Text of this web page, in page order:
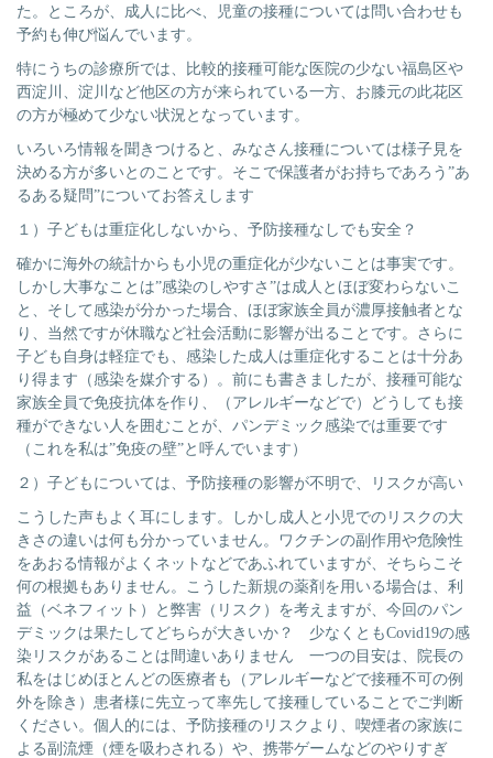
た。ところが、成人に比べ、児童の接種については問い合わせも
予約も伸び悩んでいます。
特にうちの診療所では、比較的接種可能な医院の少ない福島区や
西淀川、淀川など他区の方が来られている一方、お膝元の此花区
の方が極めて少ない状況となっています。
いろいろ情報を聞きつけると、みなさん接種については様子見を
決める方が多いとのことです。そこで保護者がお持ちであろう”あ
るある疑問”についてお答えします
１）子どもは重症化しないから、予防接種なしでも安全？
確かに海外の統計からも小児の重症化が少ないことは事実です。
しかし大事なことは”感染のしやすさ”は成人とほぼ変わらないこ
と、そして感染が分かった場合、ほぼ家族全員が濃厚接触者とな
り、当然ですが休職など社会活動に影響が出ることです。さらに
子ども自身は軽症でも、感染した成人は重症化することは十分あ
り得ます（感染を媒介する）。前にも書きましたが、接種可能な
家族全員で免疫抗体を作り、（アレルギーなどで）どうしても接
種ができない人を囲むことが、パンデミック感染では重要です
（これを私は”免疫の壁”と呼んでいます）
２）子どもについては、予防接種の影響が不明で、リスクが高い
こうした声もよく耳にします。しかし成人と小児でのリスクの大
きさの違いは何も分かっていません。ワクチンの副作用や危険性
をあおる情報がよくネットなどであふれていますが、そちらこそ
何の根拠もありません。こうした新規の薬剤を用いる場合は、利
益（ベネフィット）と弊害（リスク）を考えますが、今回のパン
デミックは果たしてどちらが大きいか？ 少なくともCovid19の感
染リスクがあることは間違いありません 一つの目安は、院長の
私をはじめほとんどの医療者も（アレルギーなどで接種不可の例
外を除き）患者様に先立って率先して接種していることでご判断
ください。個人的には、予防接種のリスクより、喫煙者の家族に
よる副流煙（煙を吸わされる）や、携帯ゲームなどのやりすぎ